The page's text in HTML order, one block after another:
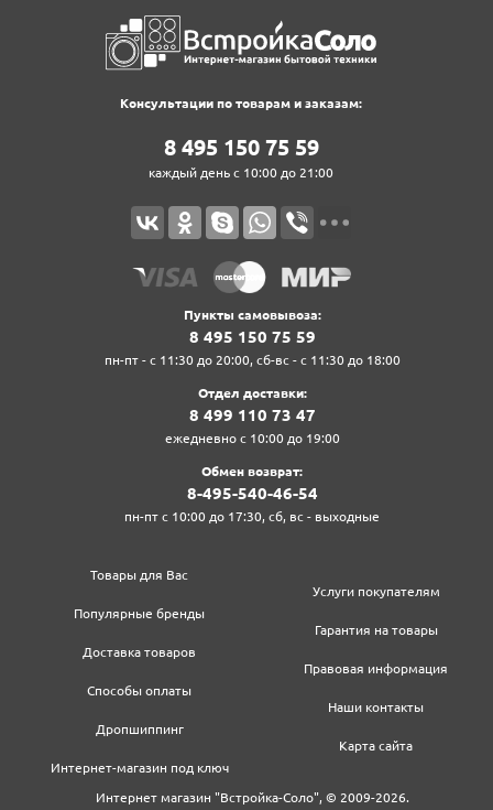
Консультации по товарам и заказам:
8‍ 4‍9‍5‍ 1‍5‍0‍ 7‍5‍ 5‍9‍
каждый день с 10:00 до 21:00
Пункты самовывоза:
8‍ 4‍9‍5‍ 1‍5‍0‍ 7‍5‍ 5‍9‍
пн-пт - с 11:30 до 20:00, сб-вс - с 11:30 до 18:00
Отдел доставки:
8‍ 4‍9‍9‍ 1‍1‍0‍ 7‍3‍ 4‍7‍
ежедневно с 10:00 до 19:00
Обмен возврат:
8‍-4‍9‍5‍-5‍4‍0‍-4‍6‍-5‍4‍
пн-пт с 10:00 до 17:30, сб, вс - выходные
Товары для Вас
Популярные бренды
Доставка товаров
Способы оплаты
Дропшиппинг
Интернет-магазин под ключ
Услуги покупателям
Гарантия на товары
Правовая информация
Наши контакты
Карта сайта
Интернет магазин "Встройка-Соло", © 2009-2026.